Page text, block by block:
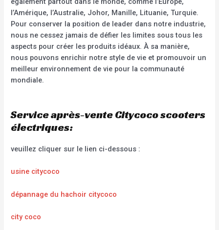
l’Amérique, l’Australie, Johor, Manille, Lituanie, Turquie.
Pour conserver la position de leader dans notre industrie,
nous ne cessez jamais de défier les limites sous tous les
aspects pour créer les produits idéaux. À sa manière,
nous pouvons enrichir notre style de vie et promouvoir un
meilleur environnement de vie pour la communauté
mondiale.
Service après-vente Citycoco scooters
électriques:
veuillez cliquer sur le lien ci-dessous :
usine citycoco
dépannage du hachoir citycoco
city coco